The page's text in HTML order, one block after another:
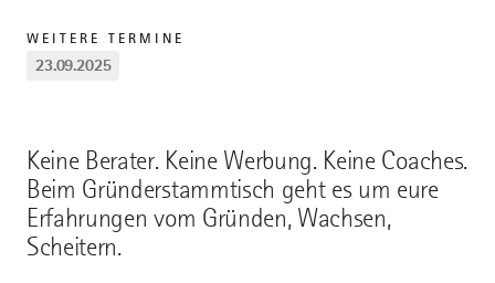
Keine Berater. Keine Werbung. Keine Coaches.
Beim Gründerstammtisch geht es um eure
Erfahrungen vom Gründen, Wachsen,
Scheitern.
WEITERE TERMINE
23.09.2025